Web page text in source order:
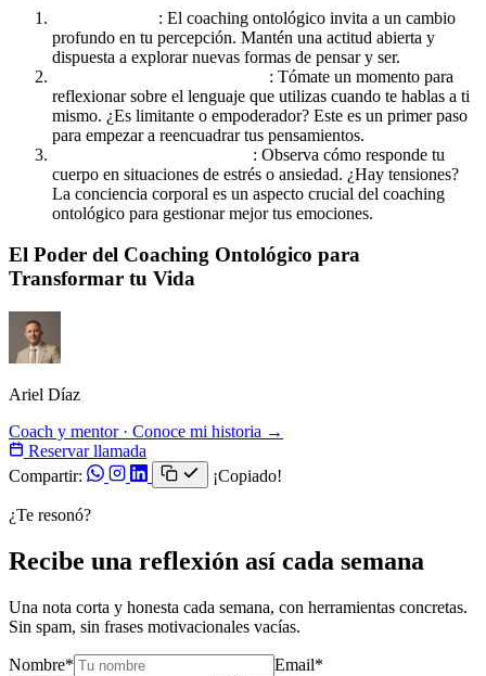
: El coaching ontológico invita a un cambio
profundo en tu percepción. Mantén una actitud abierta y
dispuesta a explorar nuevas formas de pensar y ser.
: Tómate un momento para
reflexionar sobre el lenguaje que utilizas cuando te hablas a ti
mismo. ¿Es limitante o empoderador? Este es un primer paso
para empezar a reencuadrar tus pensamientos.
: Observa cómo responde tu
cuerpo en situaciones de estrés o ansiedad. ¿Hay tensiones?
La conciencia corporal es un aspecto crucial del coaching
ontológico para gestionar mejor tus emociones.
El Poder del Coaching Ontológico para
Transformar tu Vida
Ariel Díaz
Coach y mentor · Conoce mi historia →
Reservar llamada
Compartir:
¡Copiado!
¿Te resonó?
Recibe una reflexión así cada semana
Una nota corta y honesta cada semana, con herramientas concretas.
Sin spam, sin frases motivacionales vacías.
Nombre* Email*